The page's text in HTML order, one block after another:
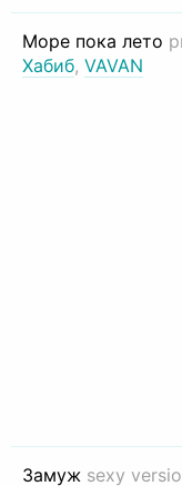
Море пока лето
Хабиб, VAVAN
Замуж sexy